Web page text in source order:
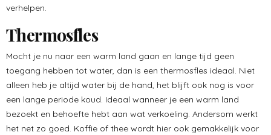
verhelpen.
Thermosfles
Mocht je nu naar een warm land gaan en lange tijd geen
toegang hebben tot water, dan is een thermosfles ideaal. Niet
alleen heb je altijd water bij de hand, het blijft ook nog is voor
een lange periode koud. Ideaal wanneer je een warm land
bezoekt en behoefte hebt aan wat verkoeling. Andersom werkt
het net zo goed. Koffie of thee wordt hier ook gemakkelijk voor